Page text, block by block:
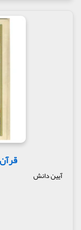
آیین دانش